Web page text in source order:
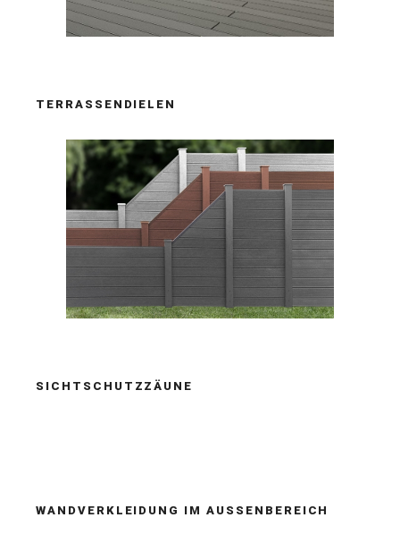
TERRASSENDIELEN
SICHTSCHUTZZÄUNE
WANDVERKLEIDUNG IM AUSSENBEREICH